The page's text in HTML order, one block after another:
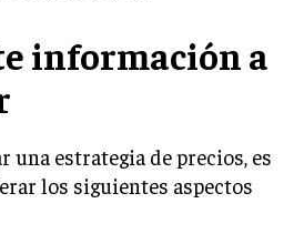
información a
una estrategia de precios, es
los siguientes aspectos